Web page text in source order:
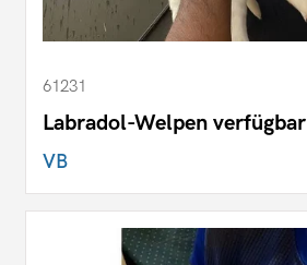
61231
Labradol-Welpen verfügbar
VB